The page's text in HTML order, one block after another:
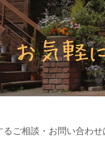
ご相談・お問い合わ